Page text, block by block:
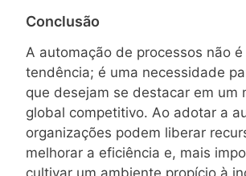
Conclusão
A automação de processos não
tendência; é uma necessidade
que desejam se destacar em um
global competitivo. Ao adotar a
organizações podem liberar
melhorar a eficiência e, mais
cultivar um ambiente propício à